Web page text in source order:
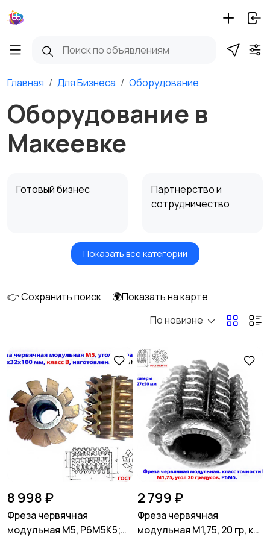
Главная Для Бизнеса Оборудование
Оборудование в
Макеевке
Готовый бизнес
Партнерство и
сотрудничество
Оборудование12
Показать все категории
👉 Сохранить поиск
🌍Показать на карте
По новизне
8 998 ₽
Фреза червячная
модульная М5, Р6М5К5;
2 799 ₽
Фреза червячная
модульная М1,75, 20 гр, кл